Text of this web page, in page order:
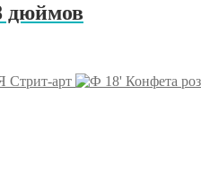
дюймов
арт